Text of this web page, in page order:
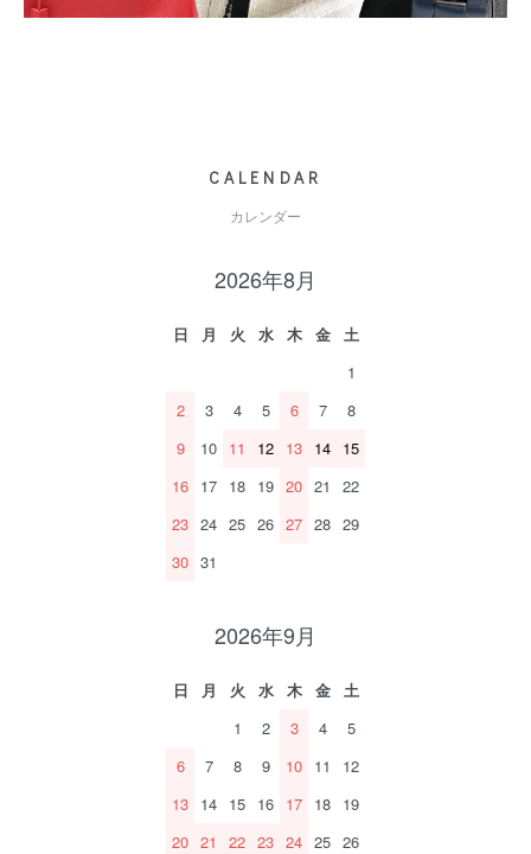
CALENDAR
カレンダー
2026年8月
日 月 火 水 木 金
土
1
2
3 4 5 6 7
8
9
10 11 12 13 14 15
16 17 18 19 20 21
22
23 24 25 26 27 28 29
30 31
2026年9月
日 月 火 水 木 金
土
1
2 3 4
5
6
7 8 9 10 11
12
13 14 15 16 17 18 19
20 21 22 23 24 25 26